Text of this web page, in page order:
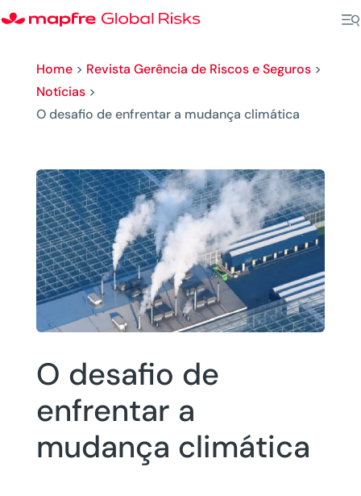
Home> Revista Gerência de Riscos e Seguros>
Notícias>
O desafio de enfrentar a mudança climática
O desafio de
enfrentar a
mudança climática